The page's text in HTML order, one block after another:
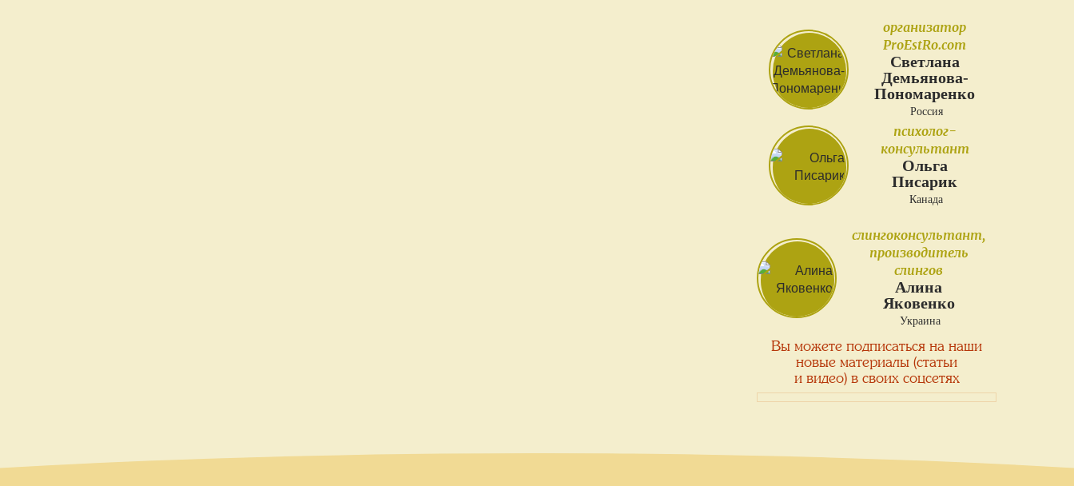
организатор
ProEstRo.com
Светлана
Демьянова-
Пономаренко
Россия
психолог-
консультант
Ольга
Писарик
Канада
слингоконсультант,
производитель
слингов
Алина
Яковенко
Украина
Вы можете подписаться на наши
новые материалы (статьи
и видео) в своих соцсетях